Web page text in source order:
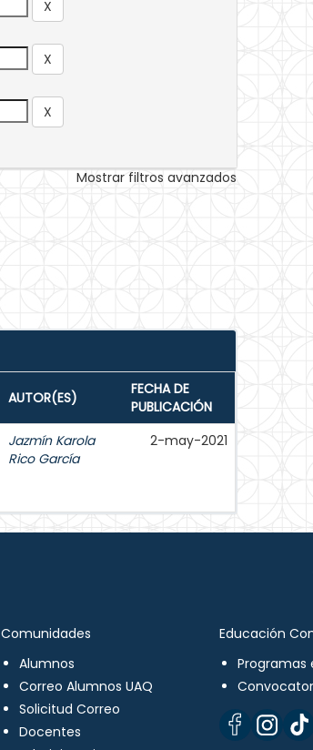
Mostrar filtros avanzados
AUTOR(ES)
FECHA DE
PUBLICACIÓN
Jazmín Karola
Rico García
2-may-2021
Comunidades
Alumnos
Correo Alumnos UAQ
Solicitud Correo
Docentes
Educación
Programas